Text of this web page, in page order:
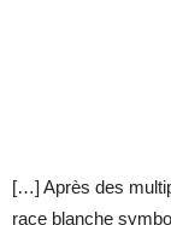
[…] Après des
race blanche